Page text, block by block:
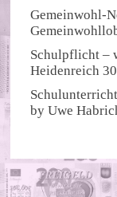
Gemeinwohl-
Schulpflicht –
Heidenreich
byUwe